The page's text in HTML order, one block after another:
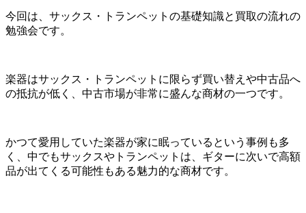
今回は、サックス・トランペットの基礎知識と買取の流れの
勉強会です。
楽器はサックス・トランペットに限らず買い替えや中古品へ
の抵抗が低く、中古市場が非常に盛んな商材の一つです。
かつて愛用していた楽器が家に眠っているという事例も多
く、中でもサックスやトランペットは、ギターに次いで高額
品が出てくる可能性もある魅力的な商材です。